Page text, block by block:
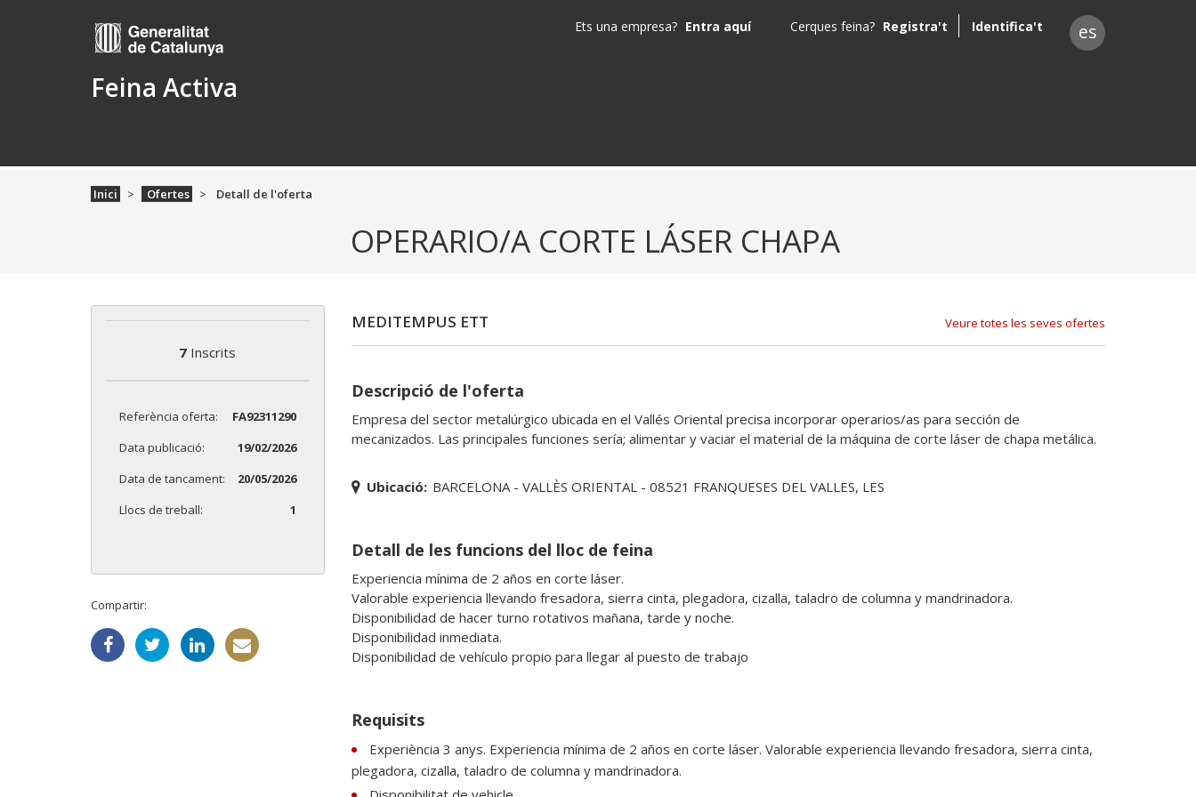
Feina Activa
Ets una empresa? Entra aquí Cerques feina? Registra't Identifica't es
Inici Ofertes Detall de l'oferta
OPERARIO/A CORTE LÁSER CHAPA
7 Inscrits
Referència oferta:
FA92311290
Data publicació:
19/02/2026
Data de tancament:
20/05/2026
Llocs de treball:
1
Compartir:
MEDITEMPUS ETT Veure totes les seves ofertes
Descripció de l'oferta
Empresa del sector metalúrgico ubicada en el Vallés Oriental precisa incorporar operarios/as para sección de
mecanizados. Las principales funciones sería; alimentar y vaciar el material de la máquina de corte láser de chapa metálica.
Ubicació: BARCELONA - VALLÈS ORIENTAL - 08521 FRANQUESES DEL VALLES, LES
Detall de les funcions del lloc de feina
Experiencia mínima de 2 años en corte láser.
Valorable experiencia llevando fresadora, sierra cinta, plegadora, cizalla, taladro de columna y mandrinadora.
Disponibilidad de hacer turno rotativos mañana, tarde y noche.
Disponibilidad inmediata.
Disponibilidad de vehículo propio para llegar al puesto de trabajo
Requisits
Experiència 3 anys. Experiencia mínima de 2 años en corte láser. Valorable experiencia llevando fresadora, sierra cinta,
plegadora, cizalla, taladro de columna y mandrinadora.